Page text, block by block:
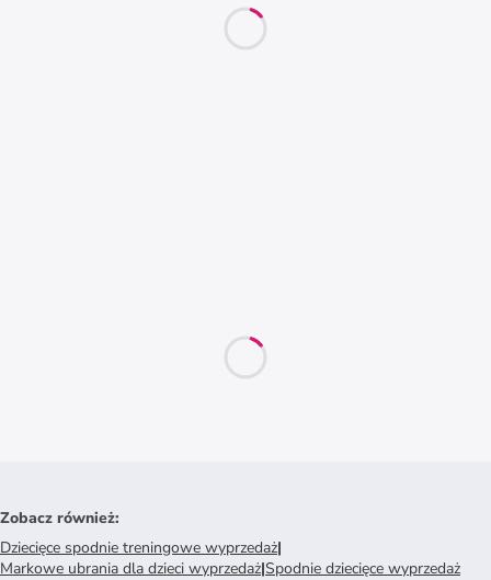
Zobacz również:
Dziecięce spodnie treningowe wyprzedaż|
Markowe ubrania dla dzieci wyprzedaż|Spodnie dziecięce wyprzedaż